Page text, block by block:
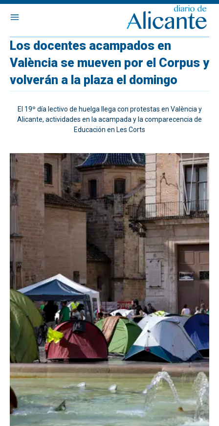
Los docentes acampados en
València se mueven por el Corpus y
volverán a la plaza el domingo
El 19º día lectivo de huelga llega con protestas en València y
Alicante, actividades en la acampada y la comparecencia de
Educación en Les Corts